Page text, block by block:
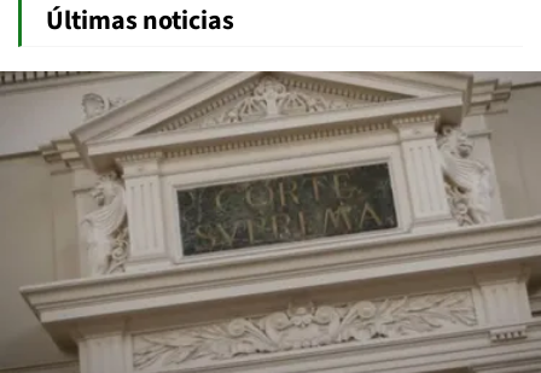
Últimas noticias